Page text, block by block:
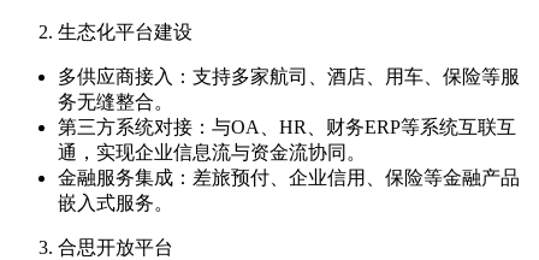
生态化平台建设
多供应商接入：支持多家航司、酒店、用车、保险等服
务无缝整合。
第三方系统对接：与OA、HR、财务ERP等系统互联互
通，实现企业信息流与资金流协同。
金融服务集成：差旅预付、企业信用、保险等金融产品
嵌入式服务。
合思开放平台